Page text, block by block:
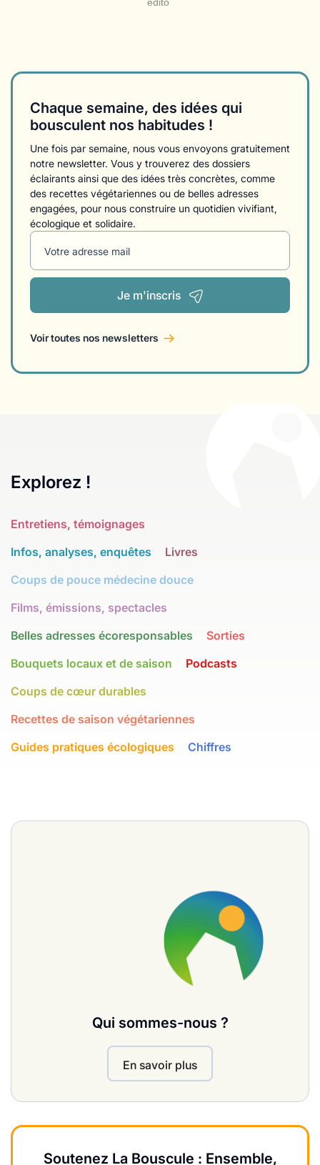
Chaque semaine, des idées qui
bousculent nos habitudes !
Une fois par semaine, nous vous envoyons gratuitement
notre newsletter. Vous y trouverez des dossiers
éclairants ainsi que des idées très concrètes, comme
des recettes végétariennes ou de belles adresses
engagées, pour nous construire un quotidien vivifiant,
écologique et solidaire.
Votre adresse mail
Je m'inscris
Voir toutes nos newsletters
Explorez !
Entretiens, témoignages
Infos, analyses, enquêtes
Livres
Coups de pouce médecine douce
Films, émissions, spectacles
Belles adresses écoresponsables
Sorties
Bouquets locaux et de saison
Podcasts
Coups de cœur durables
Recettes de saison végétariennes
Guides pratiques écologiques
Chiffres
Qui sommes-nous ?
En savoir plus
Soutenez La Bouscule : Ensemble,